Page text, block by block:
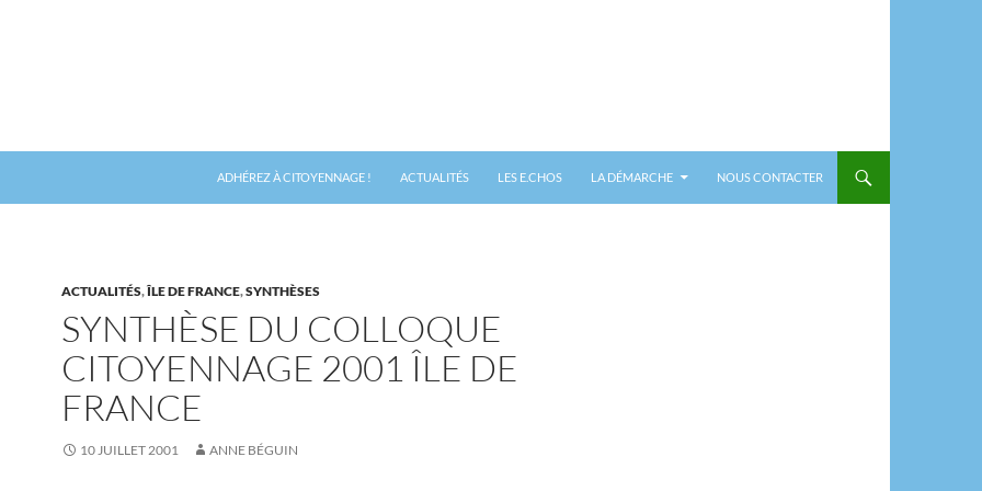
ADHÉREZ À CITOYENNAGE ! ACTUALITÉS LES E.CHOS LA DÉMARCHE NOUS CONTACTER
ACTUALITÉS,ÎLE DE FRANCE,SYNTHÈSES
SYNTHÈSE DU COLLOQUE
CITOYENNAGE 2001 ÎLE DE
FRANCE
10 JUILLET 2001 ANNE BÉGUIN